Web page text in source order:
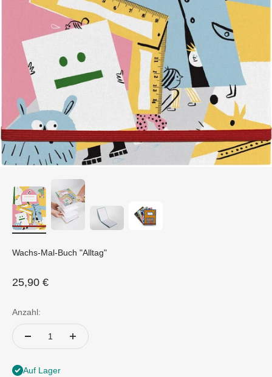
Wachs-Mal-Buch "Alltag"
Angebot
25,90 €
Anzahl:
Auf Lager